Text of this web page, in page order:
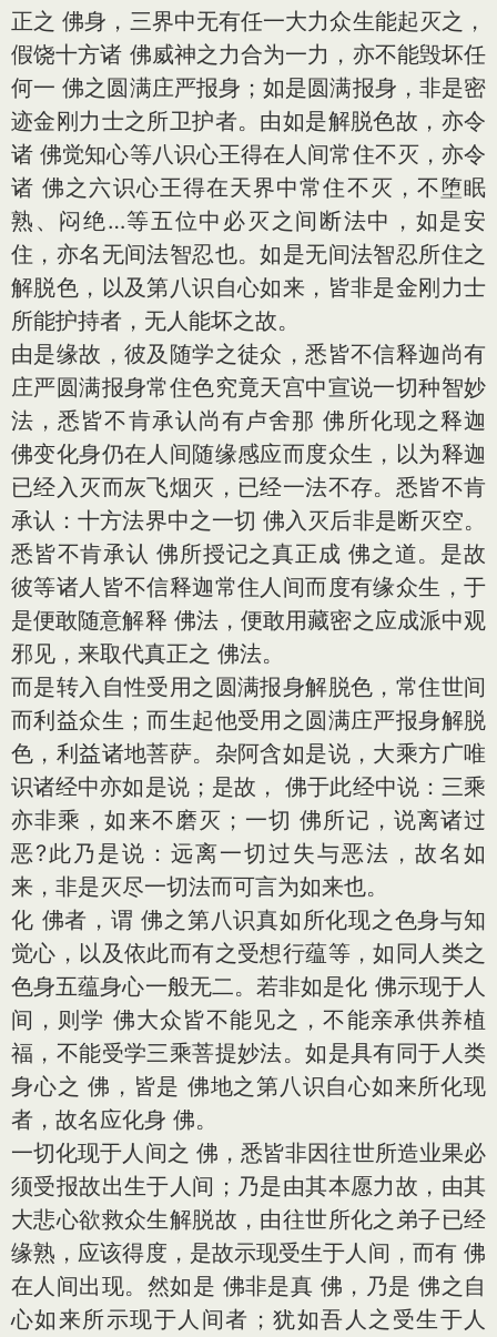
正之 佛身，三界中无有任一大力众生能起灭之，
假饶十方诸 佛威神之力合为一力，亦不能毁坏任
何一 佛之圆满庄严报身；如是圆满报身，非是密
迹金刚力士之所卫护者。由如是解脱色故，亦令
诸 佛觉知心等八识心王得在人间常住不灭，亦令
诸 佛之六识心王得在天界中常住不灭，不堕眠
熟、闷绝…等五位中必灭之间断法中，如是安
住，亦名无间法智忍也。如是无间法智忍所住之
解脱色，以及第八识自心如来，皆非是金刚力士
所能护持者，无人能坏之故。
由是缘故，彼及随学之徒众，悉皆不信释迦尚有
庄严圆满报身常住色究竟天宫中宣说一切种智妙
法，悉皆不肯承认尚有卢舍那 佛所化现之释迦
佛变化身仍在人间随缘感应而度众生，以为释迦
已经入灭而灰飞烟灭，已经一法不存。悉皆不肯
承认：十方法界中之一切 佛入灭后非是断灭空。
悉皆不肯承认 佛所授记之真正成 佛之道。是故
彼等诸人皆不信释迦常住人间而度有缘众生，于
是便敢随意解释 佛法，便敢用藏密之应成派中观
邪见，来取代真正之 佛法。
而是转入自性受用之圆满报身解脱色，常住世间
而利益众生；而生起他受用之圆满庄严报身解脱
色，利益诸地菩萨。杂阿含如是说，大乘方广唯
识诸经中亦如是说；是故， 佛于此经中说：三乘
亦非乘，如来不磨灭；一切 佛所记，说离诸过
恶?此乃是说：远离一切过失与恶法，故名如
来，非是灭尽一切法而可言为如来也。
化 佛者，谓 佛之第八识真如所化现之色身与知
觉心，以及依此而有之受想行蕴等，如同人类之
色身五蕴身心一般无二。若非如是化 佛示现于人
间，则学 佛大众皆不能见之，不能亲承供养植
福，不能受学三乘菩提妙法。如是具有同于人类
身心之 佛，皆是 佛地之第八识自心如来所化现
者，故名应化身 佛。
一切化现于人间之 佛，悉皆非因往世所造业果必
须受报故出生于人间；乃是由其本愿力故，由其
大悲心欲救众生解脱故，由往世所化之弟子已经
缘熟，应该得度，是故示现受生于人间，而有 佛
在人间出现。然如是 佛非是真 佛，乃是 佛之自
心如来所示现于人间者；犹如吾人之受生于人